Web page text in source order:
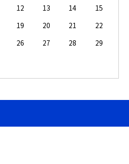
12 13 14
15
19 20 21
22
26 27 28
29